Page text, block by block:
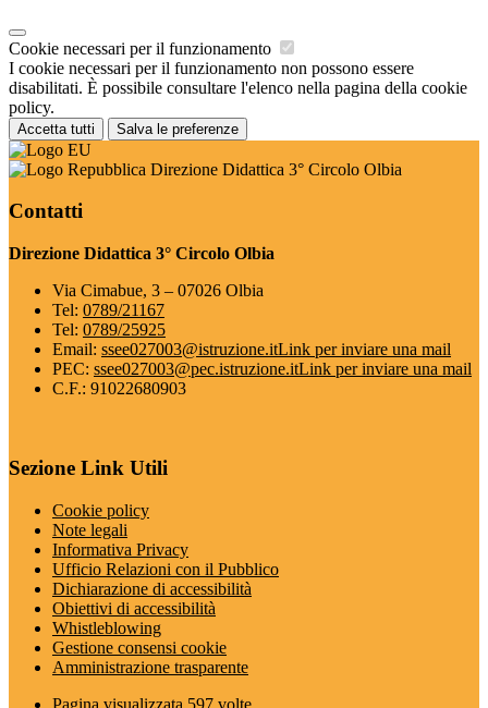
Cookie necessari per il funzionamento
I cookie necessari per il funzionamento non possono essere
disabilitati. È possibile consultare l'elenco nella pagina della cookie
policy.
Accetta tutti Salva le preferenze
Direzione Didattica 3° Circolo Olbia
Contatti
Direzione Didattica 3° Circolo Olbia
Via Cimabue, 3 – 07026 Olbia
Tel: 0789/21167
Tel: 0789/25925
Email: ssee027003@istruzione.itLink per inviare una mail
PEC: ssee027003@pec.istruzione.itLink per inviare una mail
C.F.: 91022680903
Sezione Link Utili
Cookie policy
Note legali
Informativa Privacy
Ufficio Relazioni con il Pubblico
Dichiarazione di accessibilità
Obiettivi di accessibilità
Whistleblowing
Gestione consensi cookie
Amministrazione trasparente
Pagina visualizzata 597 volte